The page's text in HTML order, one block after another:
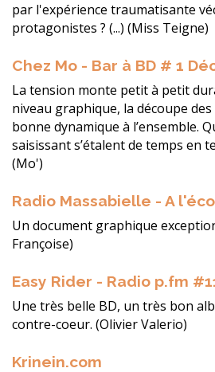
par l'expérience traumatisante
protagonistes ? (...) (Miss Teigne)
Chez Mo - Bar à BD # 1
La tension monte petit à petit
niveau graphique, la découpe
bonne dynamique à l’ensemble.
saisissant s’étalent de temps en
(Mo')
Radio Massabielle - A
Un document graphique
Françoise)
Easy Rider - Radio p.fm
Une très belle BD, un très bon
contre-coeur. (Olivier Valerio)
Krinein.com